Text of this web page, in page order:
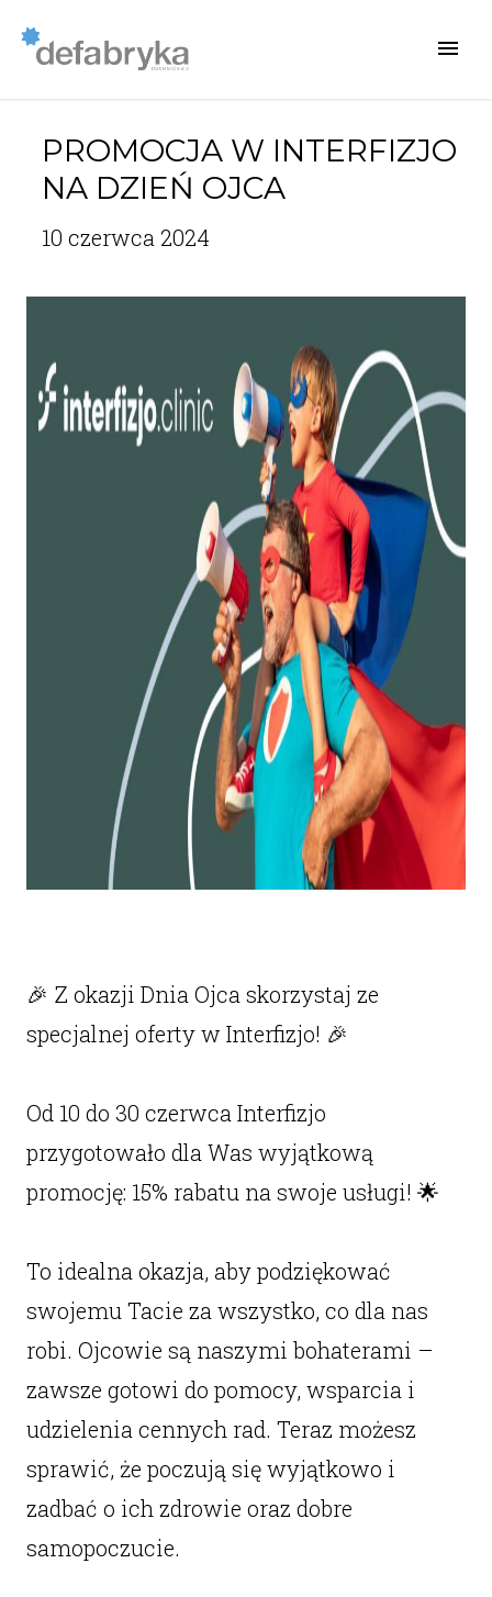
PROMOCJA W INTERFIZJO
NA DZIEŃ OJCA
10 czerwca 2024
🎉 Z okazji Dnia Ojca skorzystaj ze
specjalnej oferty w Interfizjo! 🎉
Od 10 do 30 czerwca Interfizjo
przygotowało dla Was wyjątkową
promocję: 15% rabatu na swoje usługi! 🌟
To idealna okazja, aby podziękować
swojemu Tacie za wszystko, co dla nas
robi. Ojcowie są naszymi bohaterami –
zawsze gotowi do pomocy, wsparcia i
udzielenia cennych rad. Teraz możesz
sprawić, że poczują się wyjątkowo i
zadbać o ich zdrowie oraz dobre
samopoczucie.